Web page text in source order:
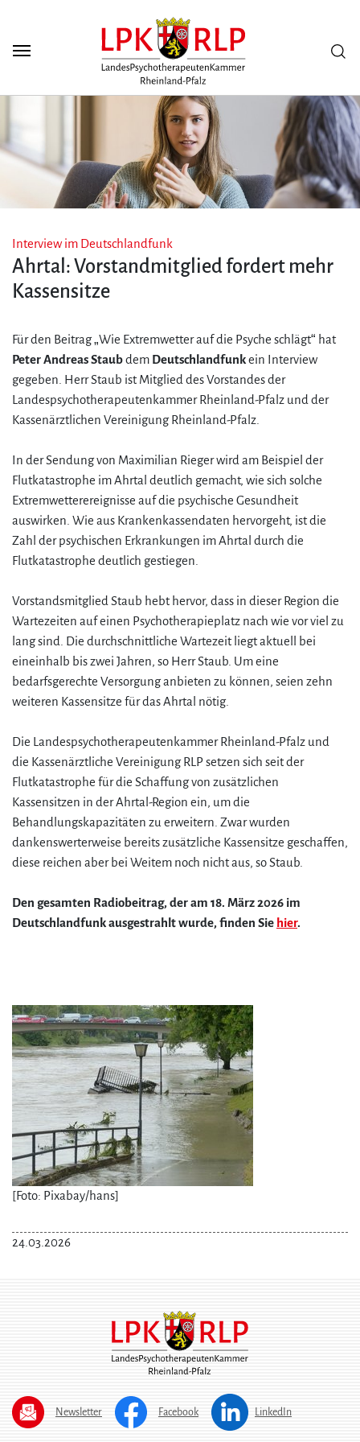
Interview im Deutschlandfunk
Ahrtal: Vorstandmitglied fordert mehr
Kassensitze
Für den Beitrag „Wie Extremwetter auf die Psyche schlägt“ hat
Peter Andreas Staubdem Deutschlandfunkein Interview
gegeben. Herr Staub ist Mitglied des Vorstandes der
Landespsychotherapeutenkammer Rheinland-Pfalz und der
Kassenärztlichen Vereinigung Rheinland-Pfalz.
In der Sendung von Maximilian Rieger wird am Beispiel der
Flutkatastrophe im Ahrtal deutlich gemacht, wie sich solche
Extremwetterereignisse auf die psychische Gesundheit
auswirken. Wie aus Krankenkassendaten hervorgeht, ist die
Zahl der psychischen Erkrankungen im Ahrtal durch die
Flutkatastrophe deutlich gestiegen.
Vorstandsmitglied Staub hebt hervor, dass in dieser Region die
Wartezeiten auf einen Psychotherapieplatz nach wie vor viel zu
lang sind. Die durchschnittliche Wartezeit liegt aktuell bei
eineinhalb bis zwei Jahren, so Herr Staub. Um eine
bedarfsgerechte Versorgung anbieten zu können, seien zehn
weiteren Kassensitze für das Ahrtal nötig.
Die Landespsychotherapeutenkammer Rheinland-Pfalz und
die Kassenärztliche Vereinigung RLP setzen sich seit der
Flutkatastrophe für die Schaffung von zusätzlichen
Kassensitzen in der Ahrtal-Region ein, um die
Behandlungskapazitäten zu erweitern. Zwar wurden
dankenswerterweise bereits zusätzliche Kassensitze geschaffen,
diese reichen aber bei Weitem noch nicht aus, so Staub.
Den gesamten Radiobeitrag, der am 18. März 2026 im
Deutschlandfunk ausgestrahlt wurde, finden Sie hier.
[Foto: Pixabay/hans]
24.03.2026
Newsletter Facebook LinkedIn